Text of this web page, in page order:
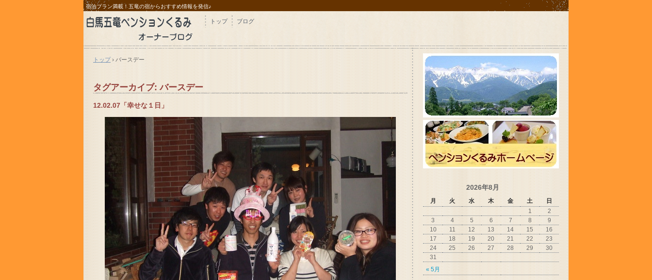
宿泊プラン満載！五竜の宿からおすすめ情報を発信♪
トップ ブログ
トップ › バースデー
タグアーカイブ:バースデー
12.02.07「幸せな１日」
2026年8月
月 火 水 木 金 土 日
« 5月
1
2
3
4 5 6 7 8
9
10
11 12 13 14 15
16
17
18 19 20 21 22
23
24
25 26 27 28 29
30
31